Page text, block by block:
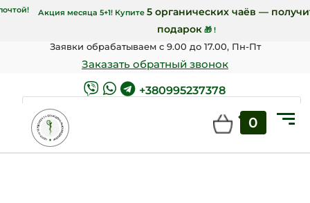
грн Новой почтой! Акция месяца 5+1! Купите5 органических
Заявки обрабатываем с 9.00 до 17.00, Пн-Пт
Заказать обратный звонок
+380995237378
0